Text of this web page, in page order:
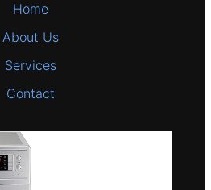
Home
About Us
Services
Contact